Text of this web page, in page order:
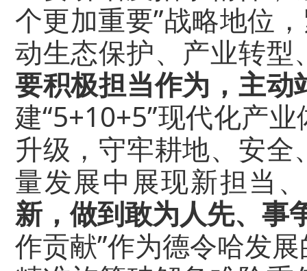
个更加重要”战略地位
动生态保护、产业转
要积极担当作为，主
建“5+10+5”现代化产
升级，守牢耕地、安
量发展中展现新担当
新，做到敢为人先、事
作贡献”作为德令哈发